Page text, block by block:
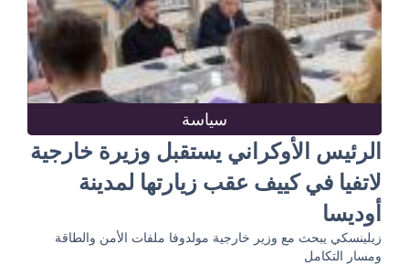
سياسة
الرئيس الأوكراني يستقبل وزيرة خارجية
لاتفيا في كييف عقب زيارتها لمدينة
أوديسا
زيلينسكي يبحث مع وزير خارجية مولدوفا ملفات الأمن والطاقة
ومسار التكامل